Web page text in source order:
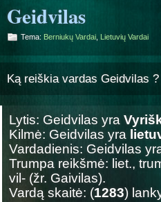
Geidvilas
Tema: Berniukų Vardai Lietuvių Vardai
Ką reiškia vardas Geidvilas
Lytis: Geidvilas yra
Kilmė: Geidvilas yra
Vardadienis: Geidvilas
Trumpa reikšmė: liet.,
vil- (žr. Gaivilas).
Vardą skaitė: (1283)